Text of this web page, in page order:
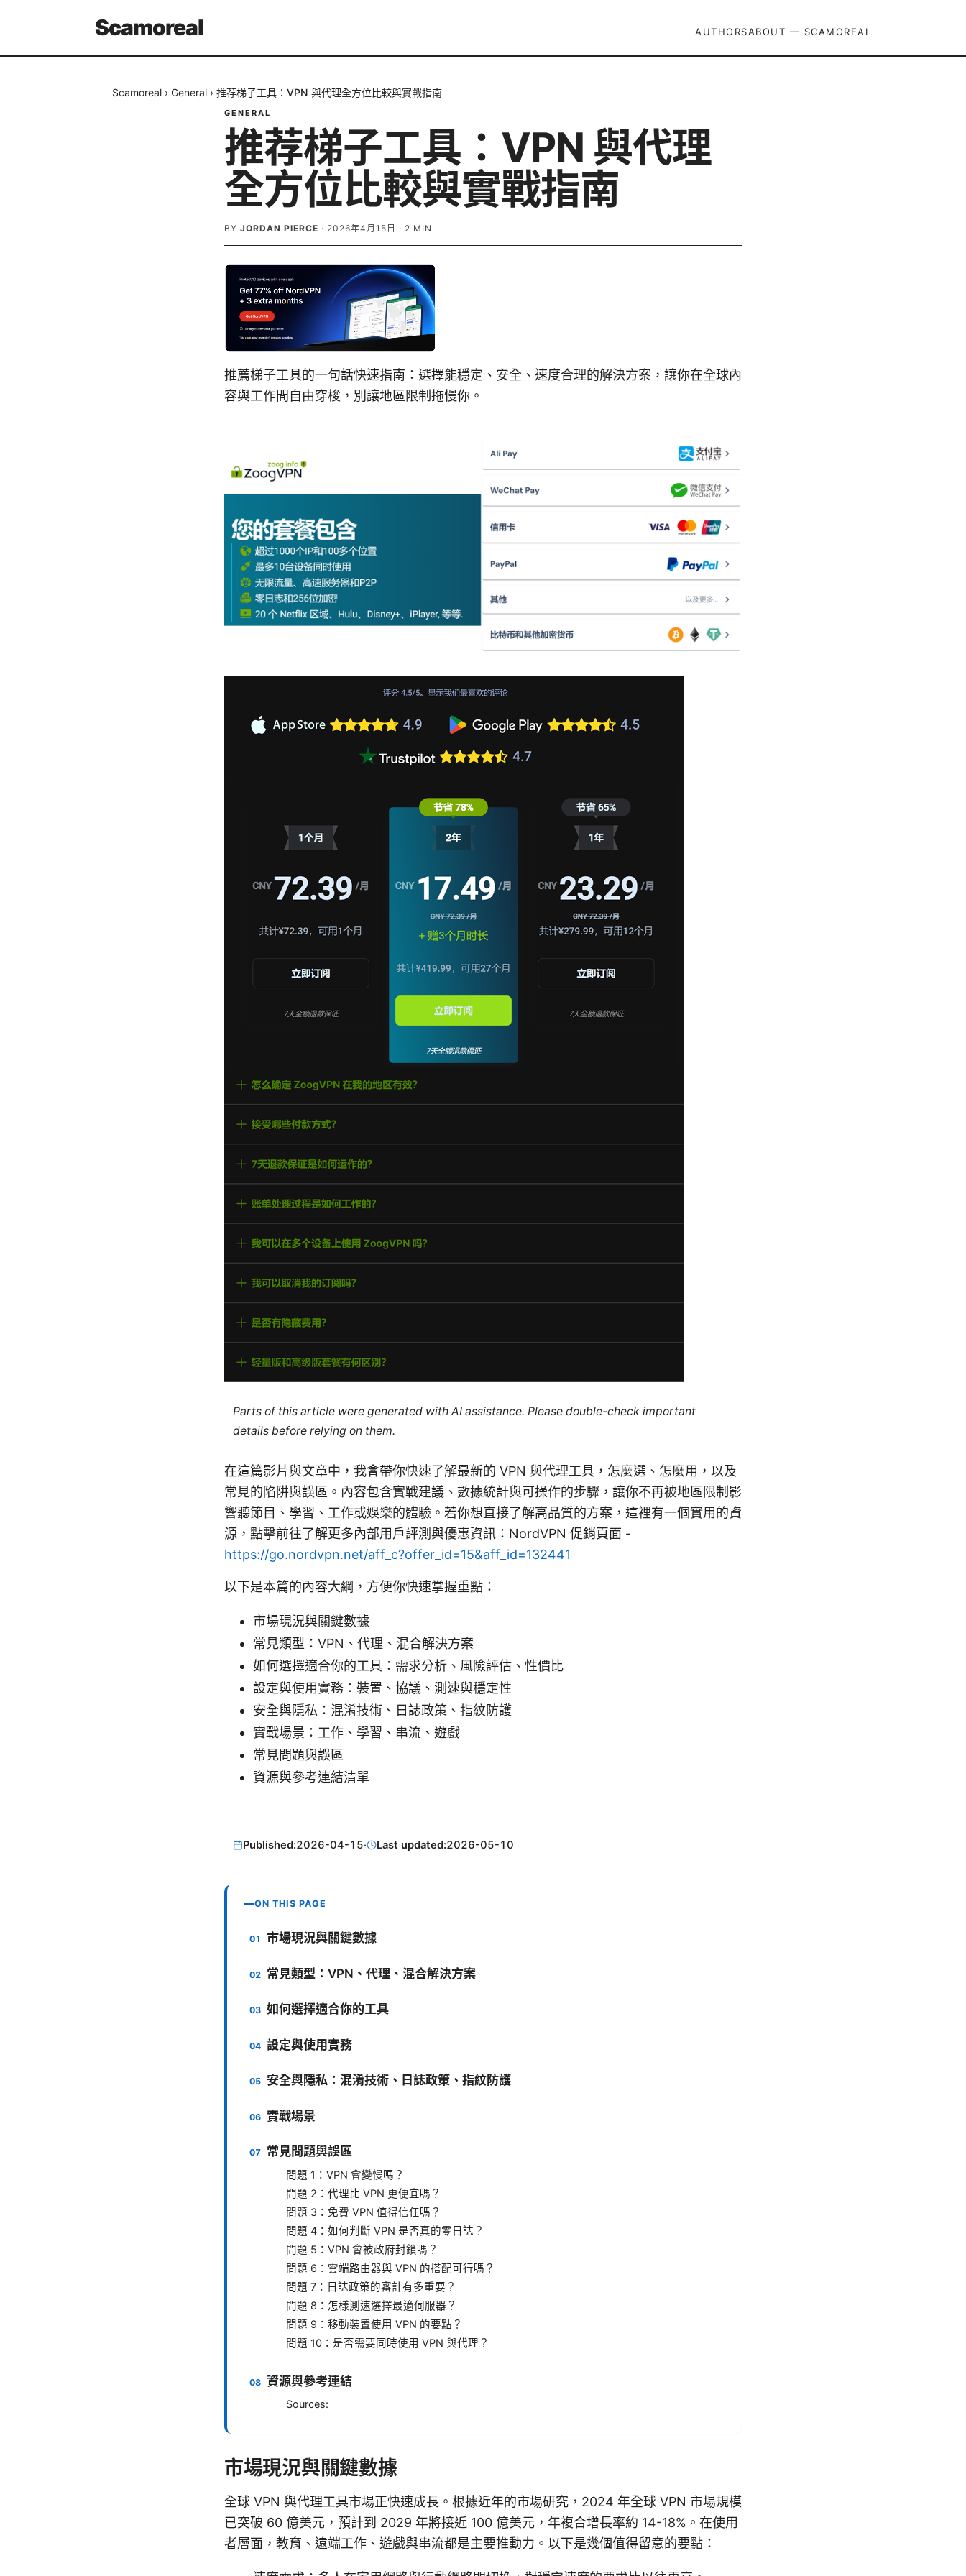
Scamoreal AUTHORSABOUT — SCAMOREAL
Scamoreal › General › 推荐梯子工具：VPN 與代理全方位比較與實戰指南
GENERAL
推荐梯子工具：VPN 與代理
全方位比較與實戰指南
BY JORDAN PIERCE · 2026年4月15日 · 2 MIN
推薦梯子工具的一句話快速指南：選擇能穩定、安全、速度合理的解決方案，讓你在全球內
容與工作間自由穿梭，別讓地區限制拖慢你。
Parts of this article were generated with AI assistance. Please double-check important
details before relying on them.
在這篇影片與文章中，我會帶你快速了解最新的 VPN 與代理工具，怎麼選、怎麼用，以及
常見的陷阱與誤區。內容包含實戰建議、數據統計與可操作的步驟，讓你不再被地區限制影
響聽節目、學習、工作或娛樂的體驗。若你想直接了解高品質的方案，這裡有一個實用的資
源，點擊前往了解更多內部用戶評測與優惠資訊：NordVPN 促銷頁面 -
https://go.nordvpn.net/aff_c?offer_id=15&aff_id=132441
以下是本篇的內容大綱，方便你快速掌握重點：
市場現況與關鍵數據
常見類型：VPN、代理、混合解決方案
如何選擇適合你的工具：需求分析、風險評估、性價比
設定與使用實務：裝置、協議、測速與穩定性
安全與隱私：混淆技術、日誌政策、指紋防護
實戰場景：工作、學習、串流、遊戲
常見問題與誤區
資源與參考連結清單
Published:2026-04-15· Last updated:2026-05-10
ON THIS PAGE
市場現況與關鍵數據
常見類型：VPN、代理、混合解決方案
如何選擇適合你的工具
設定與使用實務
安全與隱私：混淆技術、日誌政策、指紋防護
實戰場景
常見問題與誤區
問題 1：VPN 會變慢嗎？
問題 2：代理比 VPN 更便宜嗎？
問題 3：免費 VPN 值得信任嗎？
問題 4：如何判斷 VPN 是否真的零日誌？
問題 5：VPN 會被政府封鎖嗎？
問題 6：雲端路由器與 VPN 的搭配可行嗎？
問題 7：日誌政策的審計有多重要？
問題 8：怎樣測速選擇最適伺服器？
問題 9：移動裝置使用 VPN 的要點？
問題 10：是否需要同時使用 VPN 與代理？
資源與參考連結
Sources:
市場現況與關鍵數據
全球 VPN 與代理工具市場正快速成長。根據近年的市場研究，2024 年全球 VPN 市場規模
已突破 60 億美元，預計到 2029 年將接近 100 億美元，年複合增長率約 14-18%。在使用
者層面，教育、遠端工作、遊戲與串流都是主要推動力。以下是幾個值得留意的要點：